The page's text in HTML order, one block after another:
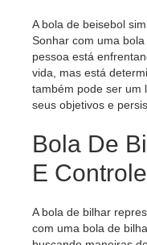
A bola de beisebol
Sonhar com uma
pessoa está
vida, mas está
também pode ser um
seus objetivos e
Bola De
E Controle
A bola de bilhar
com uma bola de